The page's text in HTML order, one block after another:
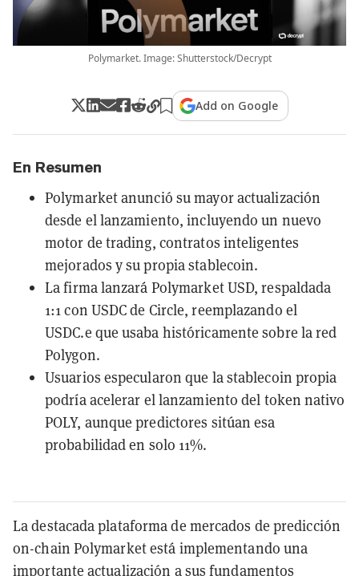
Polymarket. Image: Shutterstock/Decrypt
Add on Google
En Resumen
Polymarket anunció su mayor actualización
desde el lanzamiento, incluyendo un nuevo
motor de trading, contratos inteligentes
mejorados y su propia stablecoin.
La firma lanzará Polymarket USD, respaldada
1:1 con USDC de Circle, reemplazando el
USDC.e que usaba históricamente sobre la red
Polygon.
Usuarios especularon que la stablecoin propia
podría acelerar el lanzamiento del token nativo
POLY, aunque predictores sitúan esa
probabilidad en solo 11%.
La destacada plataforma de mercados de predicción
on-chain Polymarket está implementando una
importante actualización a sus fundamentos